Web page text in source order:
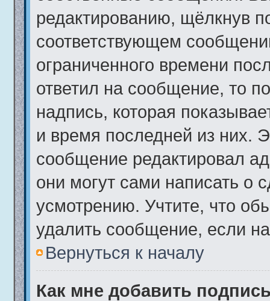
редактированию, щёлкнув
соответствующем
ограниченного времени
ответил на сообщение, то
надпись, которая
и время последней из них.
сообщение редактировал
они могут сами написать о
усмотрению. Учтите, что
удалить сообщение, если
Вернуться к началу
Как мне добавить